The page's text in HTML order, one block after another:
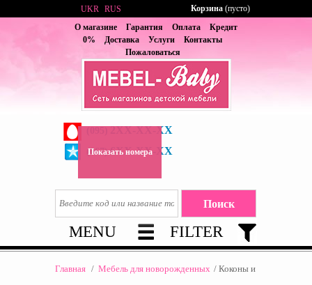
О магазине Гарантия Оплата
Кредит
0%
Доставка Услуги
Контакты
Пожаловаться
2XX-XX-XX
(067) 6XX-XX-XX
Показать номера
UKR RUS Корзина (пусто)
MENU FILTER
Главная / Мебель для новорожденных / Коконы и